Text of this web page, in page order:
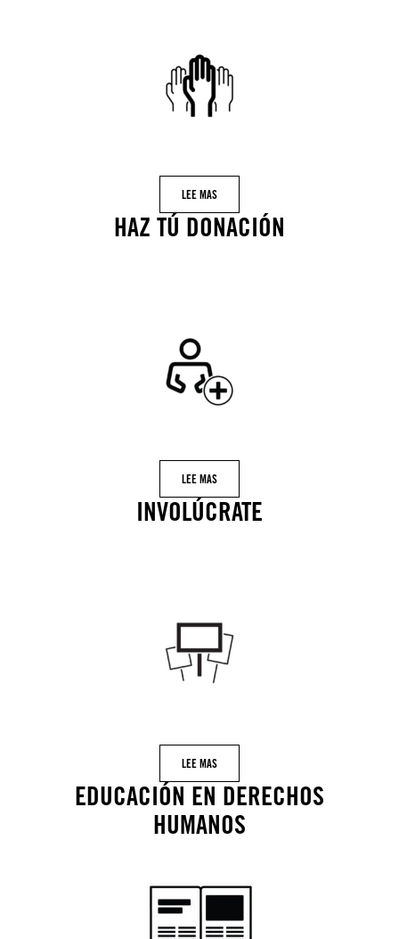
LEE MAS
HAZ TÚ DONACIÓN
LEE MAS
INVOLÚCRATE
LEE MAS
EDUCACIÓN EN DERECHOS
HUMANOS